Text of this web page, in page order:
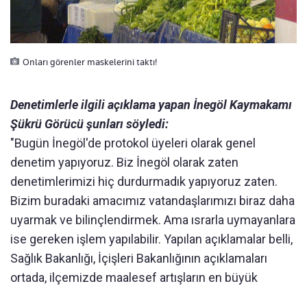
Onları görenler maskelerini taktı!
Denetimlerle ilgili açıklama yapan İnegöl Kaymakamı
Şükrü Görücü şunları söyledi:
"Bugün İnegöl'de protokol üyeleri olarak genel
denetim yapıyoruz. Biz İnegöl olarak zaten
denetimlerimizi hiç durdurmadık yapıyoruz zaten.
Bizim buradaki amacımız vatandaşlarımızı biraz daha
uyarmak ve bilinçlendirmek. Ama ısrarla uymayanlara
ise gereken işlem yapılabilir. Yapılan açıklamalar belli,
Sağlık Bakanlığı, İçişleri Bakanlığının açıklamaları
ortada, ilçemizde maalesef artışların en büyük